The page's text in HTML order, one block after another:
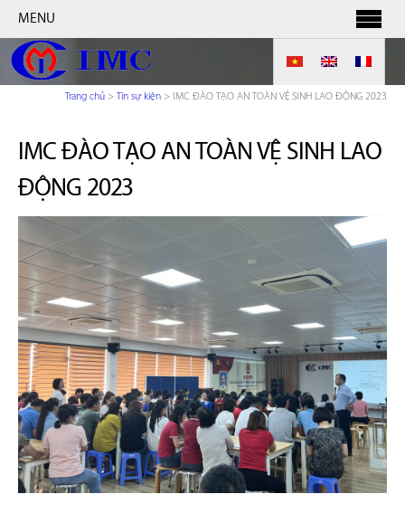
MENU
Trang chủ > Tin sự kiện > IMC ĐÀO TẠO AN TOÀN VỆ SINH LAO ĐỘNG 2023
IMC ĐÀO TẠO AN TOÀN VỆ SINH LAO
ĐỘNG 2023